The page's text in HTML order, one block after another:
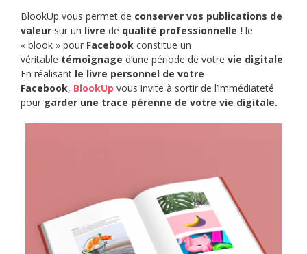
BlookUp vous permet de conserver vos publications de
valeur sur un livre de qualité professionnelle ! le
« blook » pour Facebook constitue un
véritable témoignage d’une période de votre vie digitale.
En réalisant le livre personnel de votre
Facebook, BlookUp vous invite à sortir de l’immédiateté
pour garder une trace pérenne de votre vie digitale.